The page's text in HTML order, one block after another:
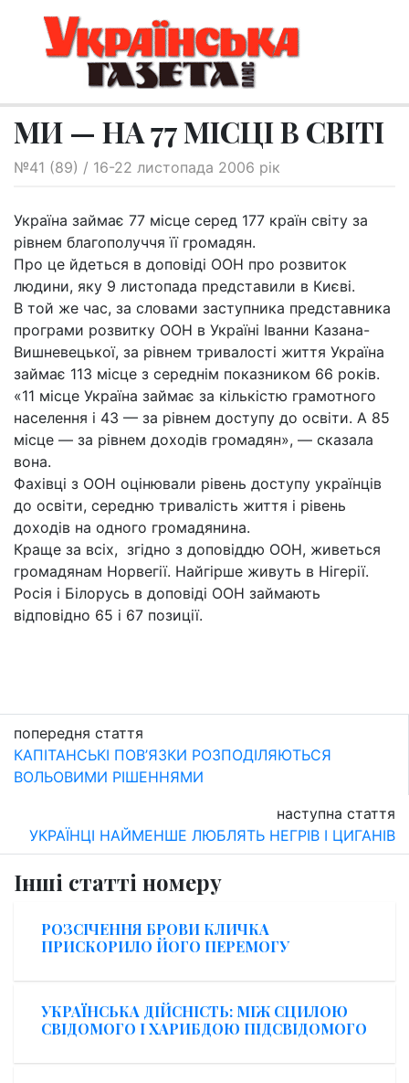
МИ — НА 77 МІСЦІ В СВІТІ
№41 (89) / 16-22 листопада 2006 рік
Україна займає 77 місце серед 177 країн світу за
рівнем благополуччя її громадян.
Про це йдеться в доповіді ООН про розвиток
людини, яку 9 листопада представили в Києві.
В той же час, за словами заступника представника
програми розвитку ООН в Україні Іванни Казана-
Вишневецької, за рівнем тривалості життя Україна
займає 113 місце з середнім показником 66 років.
«11 місце Україна займає за кількістю грамотного
населення і 43 — за рівнем доступу до освіти. А 85
місце — за рівнем доходів громадян», — сказала
вона.
Фахівці з ООН оцінювали рівень доступу українців
до освіти, середню тривалість життя і рівень
доходів на одного громадянина.
Краще за всіх, згідно з доповіддю ООН, живеться
громадянам Норвегії. Найгірше живуть в Нігерії.
Росія і Білорусь в доповіді ООН займають
відповідно 65 і 67 позиції.
попередня стаття
КАПІТАНСЬКІ ПОВ’ЯЗКИ РОЗПОДІЛЯЮТЬСЯ
ВОЛЬОВИМИ РІШЕННЯМИ
наступна стаття
УКРАЇНЦІ НАЙМЕНШЕ ЛЮБЛЯТЬ НЕГРІВ І ЦИГАНІВ
Інші статті номеру
РОЗСІЧЕННЯ БРОВИ КЛИЧКА
ПРИСКОРИЛО ЙОГО ПЕРЕМОГУ
УКРАЇНСЬКА ДІЙСНІСТЬ: МІЖ СЦИЛОЮ
СВІДОМОГО І ХАРИБДОЮ ПІДСВІДОМОГО